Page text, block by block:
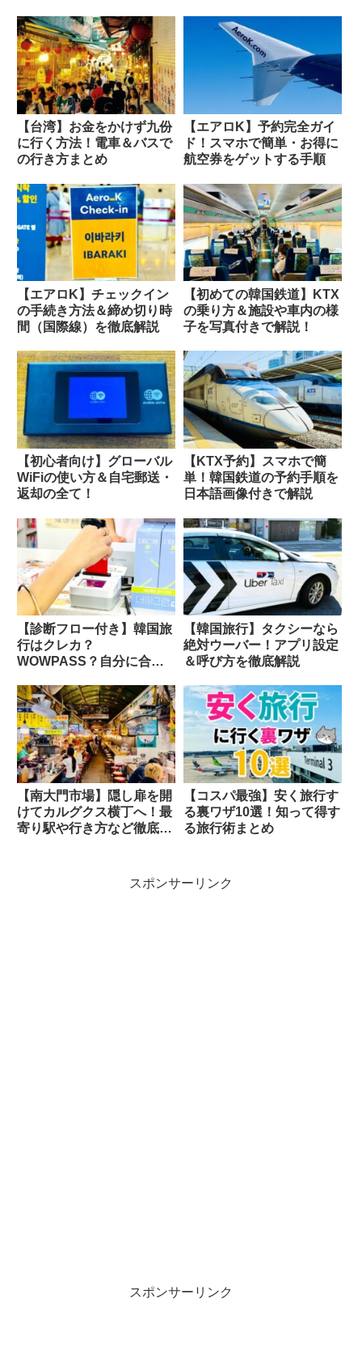
【台湾】お金をかけず九份
に行く方法！電車＆バスで
の行き方まとめ
【エアロK】予約完全ガイ
ド！スマホで簡単・お得に
航空券をゲットする手順
【エアロK】チェックイン
の手続き方法＆締め切り時
間（国際線）を徹底解説
【初めての韓国鉄道】KTX
の乗り方＆施設や車内の様
子を写真付きで解説！
【初心者向け】グローバル
WiFiの使い方＆自宅郵送・
返却の全て！
【KTX予約】スマホで簡
単！韓国鉄道の予約手順を
日本語画像付きで解説
【診断フロー付き】韓国旅
行はクレカ？
WOWPASS？自分に合う
【韓国旅行】タクシーなら
絶対ウーバー！アプリ設定
＆呼び方を徹底解説
【南大門市場】隠し扉を開
けてカルグクス横丁へ！最
寄り駅や行き方など徹底解
【コスパ最強】安く旅行す
る裏ワザ10選！知って得す
る旅行術まとめ
スポンサーリンク
スポンサーリンク